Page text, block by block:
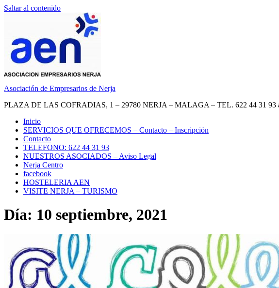
Saltar al contenido
Asociación de Empresarios de Nerja
PLAZA DE LAS COFRADIAS, 1 – 29780 NERJA – MALAGA – TEL. 622 44 31 93
Inicio
SERVICIOS QUE OFRECEMOS – Contacto – Inscripción
Contacto
TELEFONO: 622 44 31 93
NUESTROS ASOCIADOS – Aviso Legal
Nerja Centro
facebook
HOSTELERIA AEN
VISITE NERJA – TURISMO
Día: 10 septiembre, 2021